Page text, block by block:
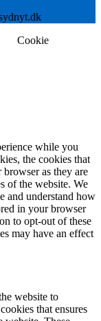
Cookie
while you
the cookies that
browser as they are
of the website. We
and understand how
in your browser
to opt-out of these
may have an effect
website to
that ensures